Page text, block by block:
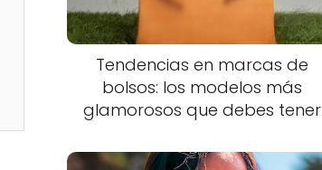
Tendencias en marcas de
bolsos: los modelos más
glamorosos que debes tener